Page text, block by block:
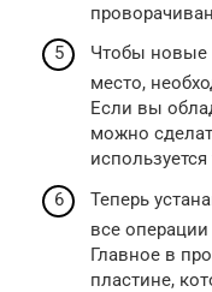
Чтобы новые
место,
Если вы
можно
Теперь
все
Главное в
пластине,